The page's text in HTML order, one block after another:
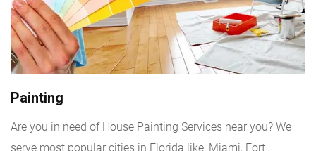
Painting
Are you in need of House Painting Services near you? We
serve most popular cities in Florida like, Miami, Fort